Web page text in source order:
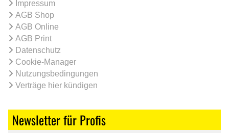
Impressum
AGB Shop
AGB Online
AGB Print
Datenschutz
Cookie-Manager
Nutzungsbedingungen
Verträge hier kündigen
Newsletter für Profis